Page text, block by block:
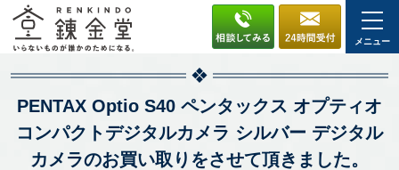
メニュー
PENTAX Optio S40 ペンタックス オプティオ
コンパクトデジタルカメラ シルバー デジタル
カメラのお買い取りをさせて頂きました。